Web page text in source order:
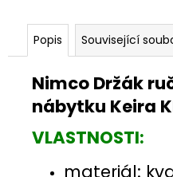
Popis Související
Nimco Držák
nábytku Keira
VLASTNOSTI:
materiál: